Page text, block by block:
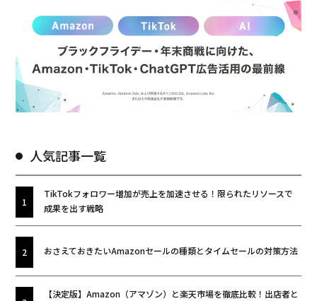
人気記事一覧
TikTokフォロワー増加が売上を加速させる！限られたリソースで
成果を出す戦略
おさえておきたいAmazonセールの種類とタイムセールの対策方法
【決定版】Amazon（アマゾン）と楽天市場を徹底比較！出店者と